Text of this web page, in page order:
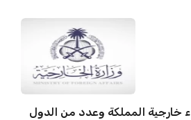
خارجية المملكة وعدد من الدول